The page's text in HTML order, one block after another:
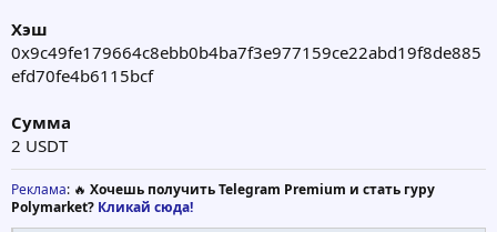
Хэш
0x9c49fe179664c8ebb0b4ba7f3e977159ce22abd19f8de885
efd70fe4b6115bcf
Сумма
2 USDT
Реклама: 🔥 Хочешь получить Telegram Premium и стать гуру
Polymarket? Кликай сюда!